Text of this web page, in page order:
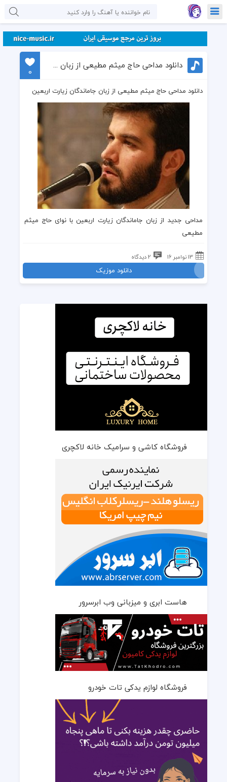
دانلود مداحی حاج میثم مطیعی از زبان جاماندگان زیارت اربعین
0
دانلود مداحی حاج میثم مطیعی از زبان جاماندگان زیارت اربعین
مداحی جدید از زبان جاماندگان زیارت اربعین با نوای حاج میثم
مطیعی
13 نوامبر 16 2 دیدگاه
دانلود موزیک
فروشگاه کاشی و سرامیک خانه لاکچری
هاست ابری و میزبانی وب ابرسرور
فروشگاه لوازم یدکی تات خودرو